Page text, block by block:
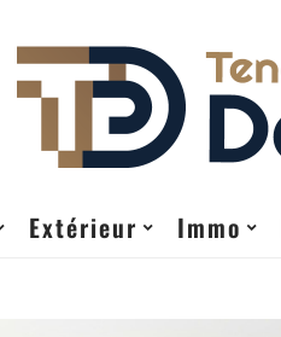
Extérieur Immo